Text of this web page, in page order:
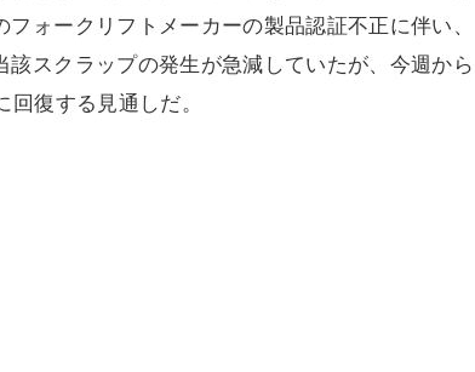
ォークリフトメーカーの製品認証不正に伴い、
スクラップの発生が急減していたが、今週から
復する見通しだ。